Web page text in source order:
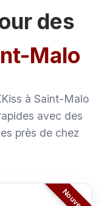
des
Malo
à Saint-Malo
avec des
près de chez